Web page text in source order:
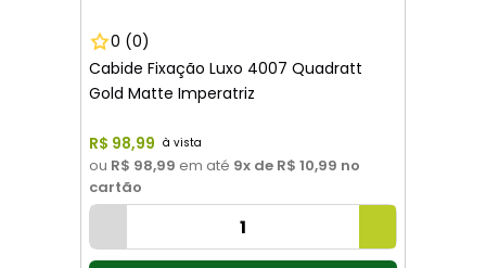
0 (0)
Cabide Fixação Luxo 4007 Quadratt
Gold Matte Imperatriz
R$ 98,99
ou R$ 98,99 em até 9x de R$ 10,99 no
cartão